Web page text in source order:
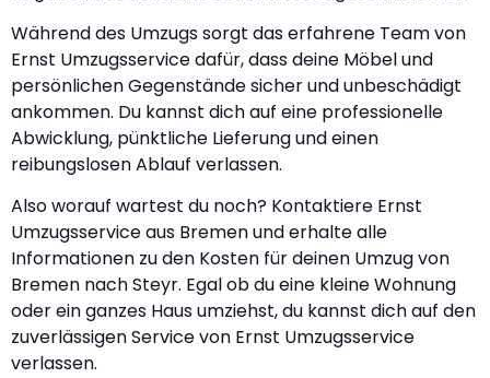
Während des Umzugs sorgt das erfahrene Team von
Ernst Umzugsservice dafür, dass deine Möbel und
persönlichen Gegenstände sicher und unbeschädigt
ankommen. Du kannst dich auf eine professionelle
Abwicklung, pünktliche Lieferung und einen
reibungslosen Ablauf verlassen.
Also worauf wartest du noch? Kontaktiere Ernst
Umzugsservice aus Bremen und erhalte alle
Informationen zu den Kosten für deinen Umzug von
Bremen nach Steyr. Egal ob du eine kleine Wohnung
oder ein ganzes Haus umziehst, du kannst dich auf den
zuverlässigen Service von Ernst Umzugsservice
verlassen.